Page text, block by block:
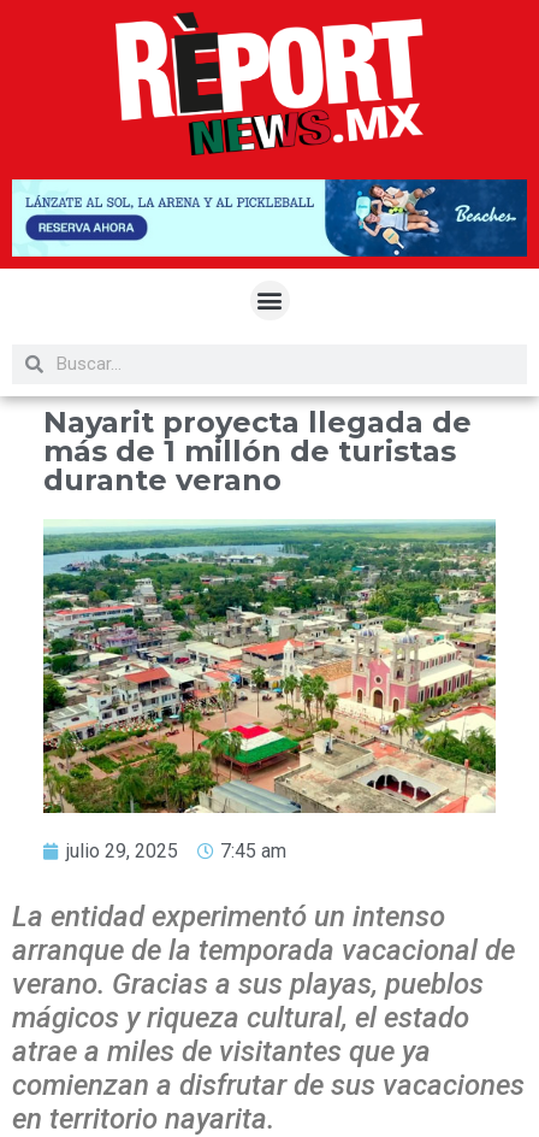
Nayarit proyecta llegada de
más de 1 millón de turistas
durante verano
julio 29, 2025 7:45 am
La entidad experimentó un intenso
arranque de la temporada vacacional de
verano. Gracias a sus playas, pueblos
mágicos y riqueza cultural, el estado
atrae a miles de visitantes que ya
comienzan a disfrutar de sus vacaciones
en territorio nayarita.